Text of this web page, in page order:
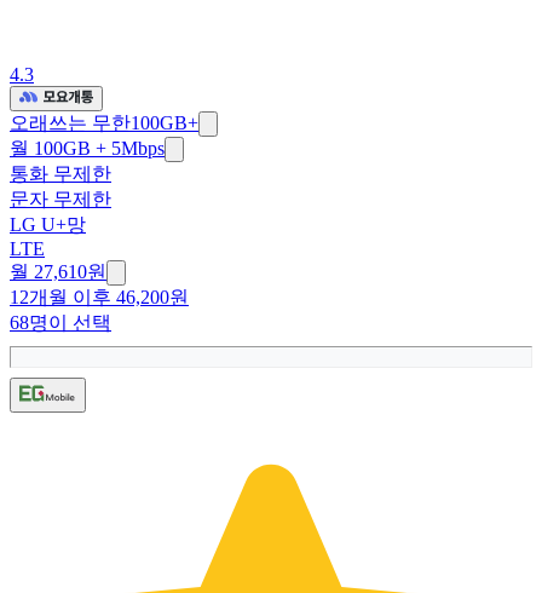
4.3
오래쓰는 무한100GB+
월 100GB + 5Mbps
통화 무제한
문자 무제한
LG U+망
LTE
월 27,610원
12개월 이후 46,200원
68명이 선택